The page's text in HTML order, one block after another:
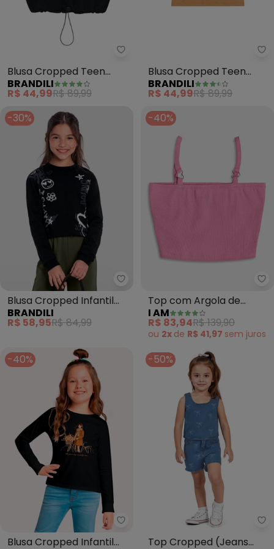
Brandili - Blusa Cropped Teen
Blusa Cropped Teen
Menina com Strass
(Preto)
BRANDILI
R$ 44,99R$ 89,99
Blusa Cropped Teen
Menina de Strass
(Marrom)
BRANDILI
R$ 44,99R$ 89,99
-30%
Brandili - Blusa Cropped
Blusa Cropped Infantil
Menina (Preto)
BRANDILI
R$ 58,95R$ 84,99
-40%
I
Top com Argola de
Coração (Rosa)
I AM
R$ 83,94R$ 139,90
ou 2x de R$ 41,97 sem juros
-40%
Kyly - Blusa Cropped Infantil
Blusa Cropped Infantil
-50%
Top Cropped (Jeans